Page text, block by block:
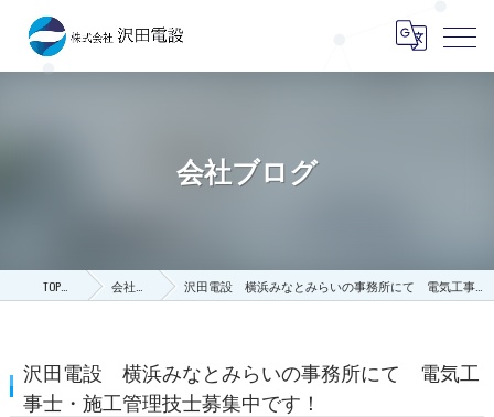
会社ブログ
TOPページ 会社ブログ 沢田電設 横浜みなとみらいの事務所にて 電気工事士・施工管理技士募集中です！
沢田電設 横浜みなとみらいの事務所にて 電気工
事士・施工管理技士募集中です！